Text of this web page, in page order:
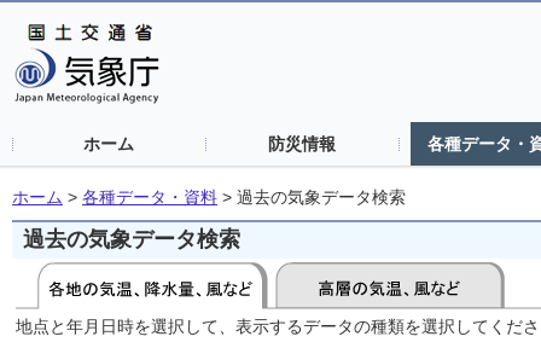
ホーム 防災情報 各種データ・
ホーム > 各種データ・資料 > 過去の気象データ検索
過去の気象データ検索
地点と年月日時を選択して、表示するデータの種類を選択してくだ